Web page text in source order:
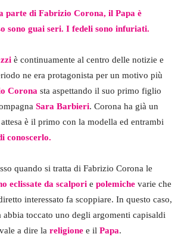
parte di Fabrizio Corona, il Papa è
sono guai seri. I fedeli sono infuriati.
è continuamente al centro delle notizie e
ne era protagonista per un motivo più
Corona sta aspettando il suo primo figlio
Sara Barbieri. Corona ha già un
è il primo con la modella ed entrambi
conoscerlo.
quando si tratta di Fabrizio Corona le
eclissate da scalpori e polemiche varie che
interessato fa scoppiare. In questo caso,
abbia toccato uno degli argomenti capisaldi
a dire la religione e il Papa.